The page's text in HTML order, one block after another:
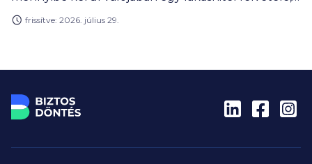
mennyit kell fizetni, ha valaki előtörlesztené a
frissítve: 2026. július 29.